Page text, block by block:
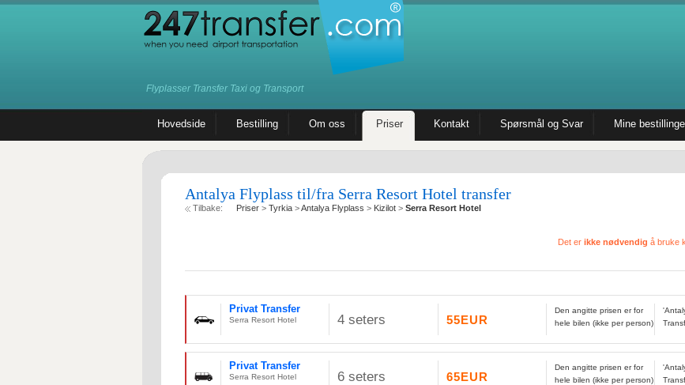
Flyplasser Transfer Taxi og Transport
Hovedside Bestilling Om oss Priser Kontakt Spørsmål og Svar Mine
Antalya Flyplass til/fra Serra Resort Hotel transfer
Tilbake: Priser> Tyrkia>Antalya Flyplass > Kizilot> Serra Resort Hotel
Det er ikke nødvendig å bruke
Privat Transfer
Serra Resort Hotel 4 seters 55EUR
Den angitte prisen er for
hele bilen (ikke per person)
Privat Transfer
Serra Resort Hotel 6 seters 65EUR
Den angitte prisen er for
hele bilen (ikke per person)